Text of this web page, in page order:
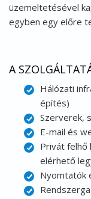
üzemeltetésével
egyben egy előre
A
Hálózati
építés)
Szerverek,
E-mail és
Privát felhő
elérhető
Nyomtatók